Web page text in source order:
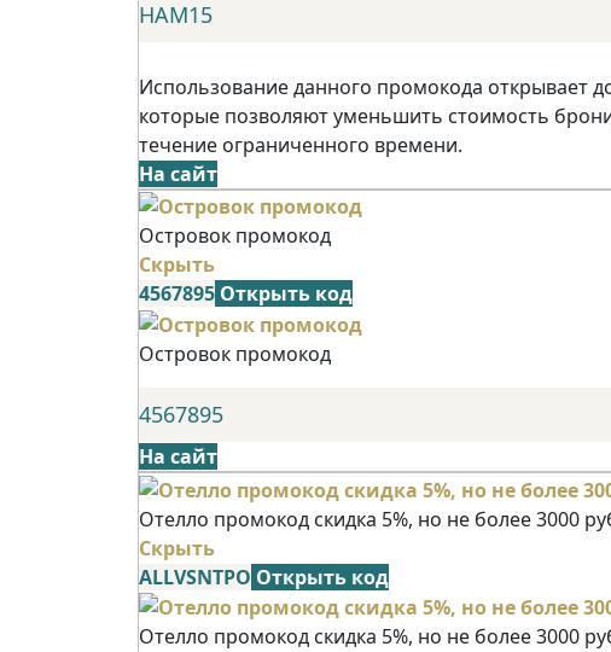
НАМ15
Использование данного промокода открывает
которые позволяют уменьшить стоимость
течение ограниченного времени.
На сайт
Островок промокод
Скрыть
4567895 Открыть код
Островок промокод
4567895
На сайт
Отелло промокод скидка 5%, но не более 3000
Скрыть
ALLVSNTPO Открыть код
Отелло промокод скидка 5%, но не более 3000